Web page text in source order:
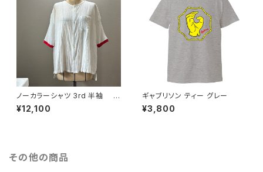
ノーカラーシャツ 3rd 半袖 白
×赤
¥12,100
ギャブリソン ティー グレー
¥3,800
その他の商品